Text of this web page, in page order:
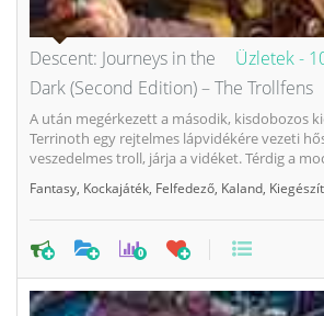
Üzletek -
Descent: Journeys in the
Dark (Second Edition) – The Trollfens
A után megérkezett a második, kisdobozos
Terrinoth egy rejtelmes lápvidékére vezeti
veszedelmes troll, járja a vidéket. Térdig a
Fantasy Kockajáték Felfedező Kaland
0